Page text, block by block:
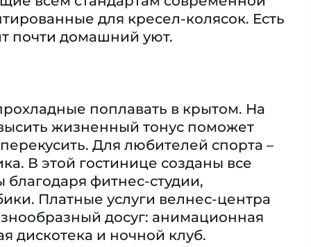
для кресел-колясок. Eсть
почти домашний уют.
поплавать в крытом. На
жизненный тонус поможет
Для любителей спорта –
В этой гостинице созданы все
фитнес-студии,
Платные услуги велнес-центра
досуг: анимационная
дискотека и ночной клуб.